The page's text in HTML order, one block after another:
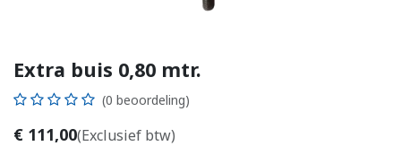
Extra buis 0,80 mtr.
(0 beoordeling)
€ 111,00(Exclusief btw)